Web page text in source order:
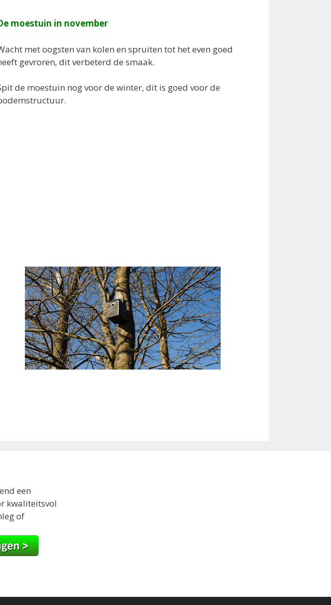
moestuin in november
met oogsten van kolen en spruiten tot het even goed
gevroren, dit verbeterd de smaak.
de moestuin nog voor de winter, dit is goed voor de
een
kwaliteitsvol
of